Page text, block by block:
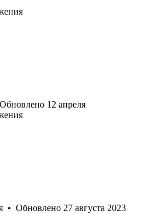
Обновлено 12 апреля
• Обновлено 27 августа 2023